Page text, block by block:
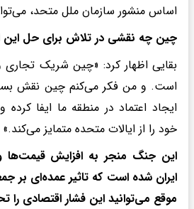
اساس منشور سازمان ملل متحد،
چین چه نقشی در تلاش برای حل این
بقایی اظهار کرد: «چین شریک تجاری
است. و من فکر می‌کنم چین نقش
ایجاد اعتماد در منطقه ما ایفا
خود را از ایالات متحده متمایز می‌کند.»
این جنگ منجر به افزایش
ایران شده است که تاثیر عمده‌ای بر
موقع می‌توانید این فشار اقتصادی را